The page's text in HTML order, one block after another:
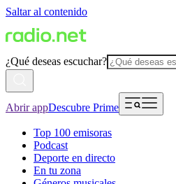
Saltar al contenido
¿Qué deseas escuchar?
Abrir appDescubre Prime
Top 100 emisoras
Podcast
Deporte en directo
En tu zona